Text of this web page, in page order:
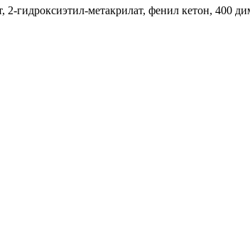
гидроксиэтил-метакрилат, фенил кетон, 400